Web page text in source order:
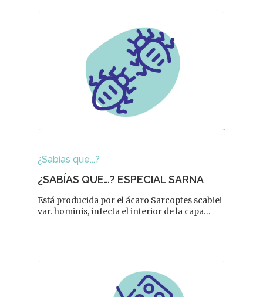
¿Sabías que...?
¿SABÍAS QUE…? ESPECIAL SARNA
Está producida por el ácaro Sarcoptes scabiei
var. hominis, infecta el interior de la capa…